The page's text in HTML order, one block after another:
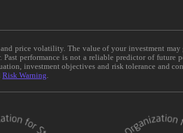
price volatility. The value of your investment
performance is not a reliable predictor of
investment objectives and risk tolerance and
Risk Warning